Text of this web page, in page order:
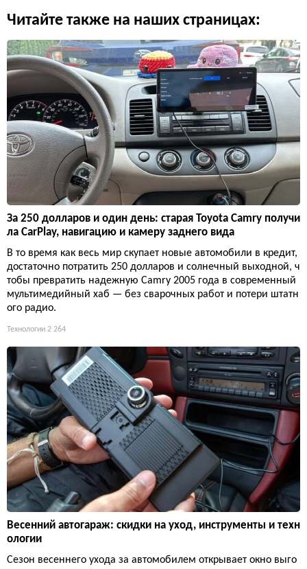
Читайте также на наших страницах:
За 250 долларов и один день: старая Toyota Camry получи
ла CarPlay, навигацию и камеру заднего вида
В то время как весь мир скупает новые автомобили в кредит,
достаточно потратить 250 долларов и солнечный выходной, ч
тобы превратить надежную Camry 2005 года в современный
мультимедийный хаб — без сварочных работ и потери штатн
ого радио.
Технологии 2 264
Весенний автогараж: скидки на уход, инструменты и техн
ологии
Сезон весеннего ухода за автомобилем открывает окно выго